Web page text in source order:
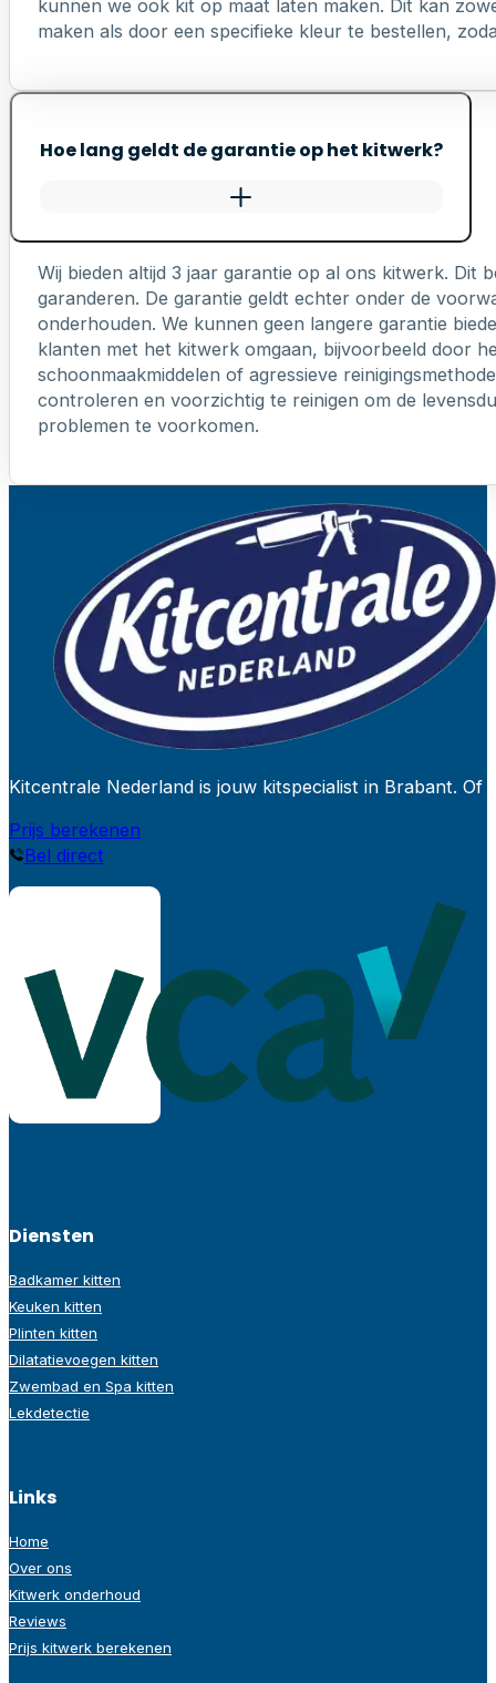
kunnen we ook kit op maat laten maken. Dit kan
maken als door een specifieke kleur te bestellen,
Hoe lang geldt de garantie op het kitwerk?
Wij bieden altijd 3 jaar garantie op al ons kitwerk. Dit
garanderen. De garantie geldt echter onder de
onderhouden. We kunnen geen langere garantie
klanten met het kitwerk omgaan, bijvoorbeeld door
schoonmaakmiddelen of agressieve
controleren en voorzichtig te reinigen om de
problemen te voorkomen.
Kitcentrale Nederland is jouw kitspecialist in Brabant.
Prijs berekenen
Bel direct
Diensten
Badkamer kitten
Keuken kitten
Plinten kitten
Dilatatievoegen kitten
Zwembad en Spa kitten
Lekdetectie
Links
Home
Over ons
Kitwerk onderhoud
Reviews
Prijs kitwerk berekenen